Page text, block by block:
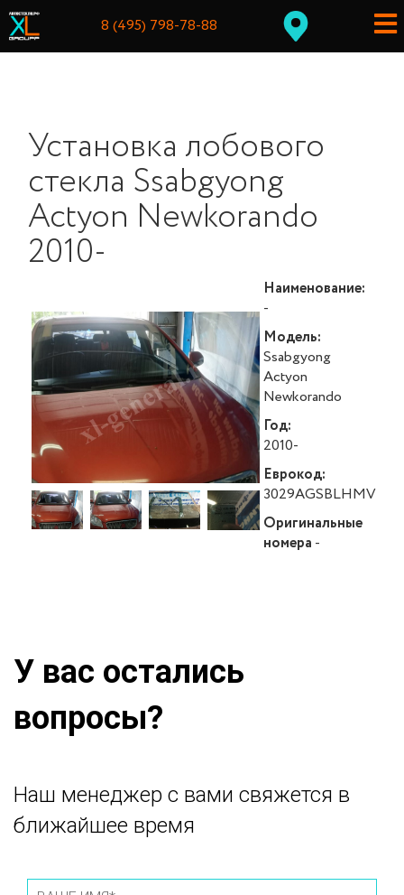
8 (495) 798-78-88
Установка лобового
стекла Ssabgyong
Actyon Newkorando
2010-
Наименование:
-
Модель:
Ssabgyong
Actyon
Newkorando
Год:
2010-
Еврокод:
3029AGSBLHMV
Оригинальные
номера -
У вас остались
вопросы?
Наш менеджер с вами свяжется в
ближайшее время